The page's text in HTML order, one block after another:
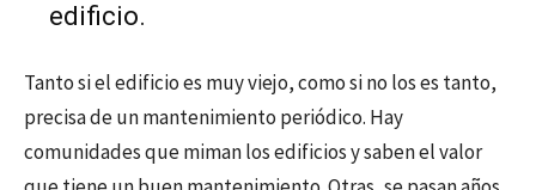
edificio.
Tanto si el edificio es muy viejo, como si no los es tanto,
precisa de un mantenimiento periódico. Hay
comunidades que miman los edificios y saben el valor